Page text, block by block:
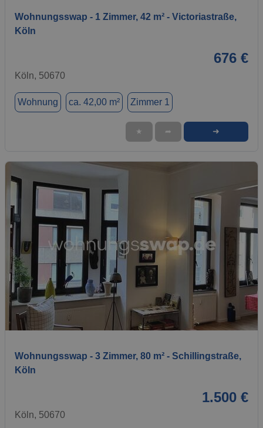
Wohnungsswap - 1 Zimmer, 42 m² - Victoriastraße,
Köln
676 €
Köln, 50670
Wohnung ca. 42,00 m² Zimmer 1
★ ➦ ➜
1 / 8
Wohnungsswap - 3 Zimmer, 80 m² - Schillingstraße,
Köln
1.500 €
Köln, 50670